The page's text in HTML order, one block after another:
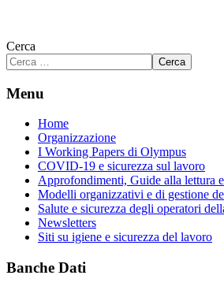
Cerca
Cerca
Menu
Home
Organizzazione
I Working Papers di Olympus
COVID-19 e sicurezza sul lavoro
Approfondimenti, Guide alla lettura e
Modelli organizzativi e di gestione
Salute e sicurezza degli operatori
Newsletters
Siti su igiene e sicurezza del lavoro
Banche Dati